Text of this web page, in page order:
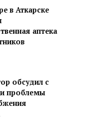
в Аткарске
аптека
обсудил с
проблемы